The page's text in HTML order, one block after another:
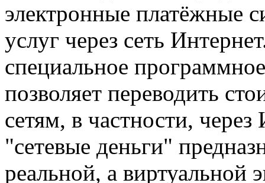
электронные платёжные
услуг через сеть
специальное
позволяет переводить
сетям, в частности,
"сетевые деньги"
реальной, а виртуальной